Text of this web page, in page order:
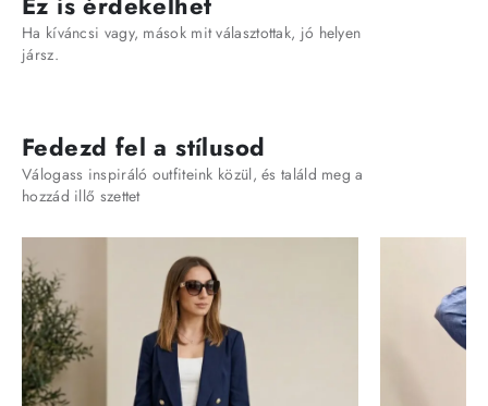
Ha kíváncsi vagy, mások mit választottak, jó helyen
jársz.
Fedezd fel a stílusod
Válogass inspiráló outfiteink közül, és találd meg a
hozzád illő szettet